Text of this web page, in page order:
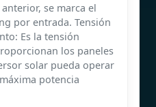
se marca el
por entrada. Tensión
Es la tensión
los paneles
solar pueda operar
potencia